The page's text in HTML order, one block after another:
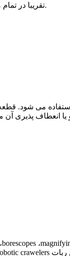
تقریبا در تمام مراحل تولید یک محصول می توان تست های غیر مخرب را انجام داد، از تولید تا حین کار.